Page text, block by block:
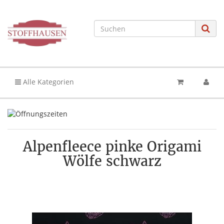
Alle Kategorien
Alpenfleece pinke Origami
Wölfe schwarz